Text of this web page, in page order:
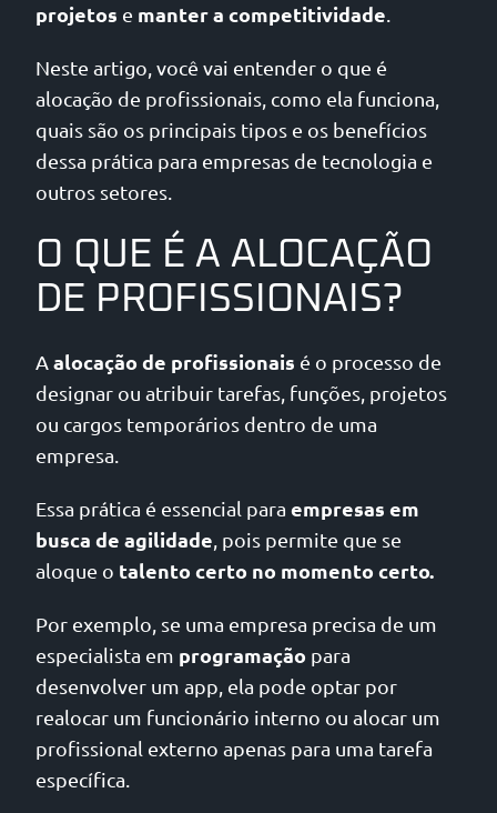
projetos e manter a competitividade.
Neste artigo, você vai entender o que é
alocação de profissionais, como ela funciona,
quais são os principais tipos e os benefícios
dessa prática para empresas de tecnologia e
outros setores.
O QUE É A ALOCAÇÃO
DE PROFISSIONAIS?
A alocação de profissionais é o processo de
designar ou atribuir tarefas, funções, projetos
ou cargos temporários dentro de uma
empresa.
Essa prática é essencial para empresas em
busca de agilidade , pois permite que se
aloque o talento certo no momento certo.
Por exemplo, se uma empresa precisa de um
especialista em programação para
desenvolver um app, ela pode optar por
realocar um funcionário interno ou alocar um
profissional externo apenas para uma tarefa
específica.